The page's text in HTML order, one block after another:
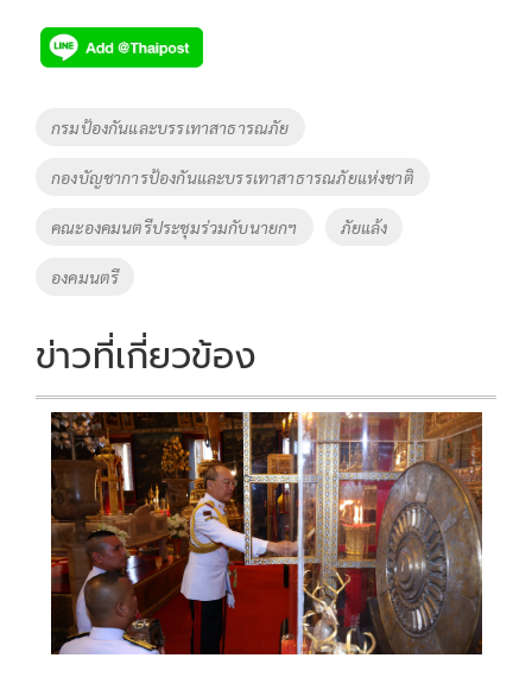
e
b
o
o
k
tt
er
p
y
Li
n
k
Tags
กรมป้องกันและบรรเทาสาธารณภัย
กองบัญชาการป้องกันและบรรเทาสาธารณภัยแห่งชาติ
คณะองคมนตรีประชุมร่วมกับนายกฯ ภัยแล้ง
องคมนตรี
ข่าวที่เกี่ยวข้อง